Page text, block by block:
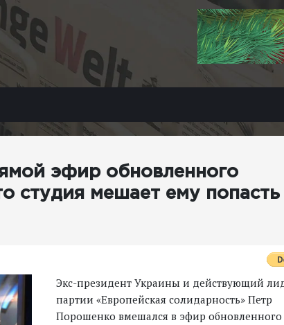
эфир обновленного
студия мешает ему попасть
Экс-президент Украины и действующий
партии «Европейская солидарность» Петр
Порошенко вмешался в эфир обновленного